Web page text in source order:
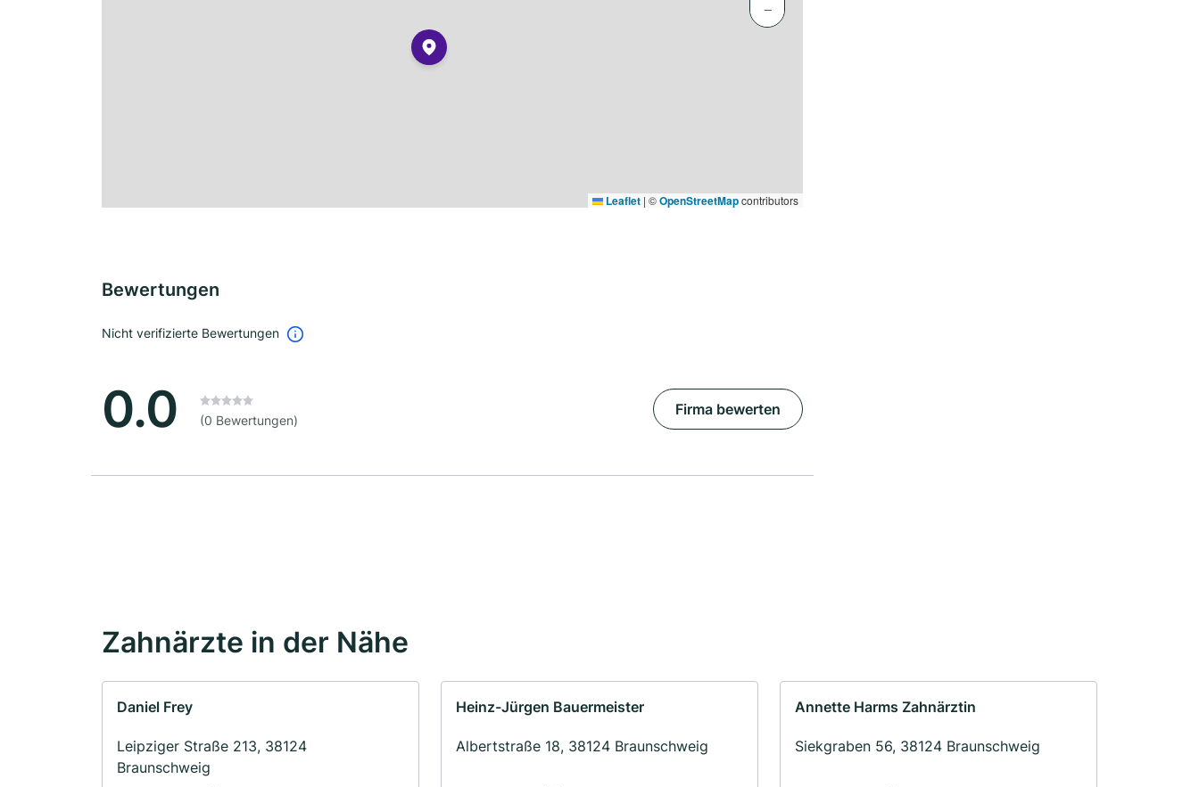
−
Leaflet | ©OpenStreetMapcontributors
Bewertungen
Nicht verifizierte Bewertungen
0.0 (0 Bewertungen)
Firma bewerten
Zahnärzte in der Nähe
Daniel Frey
Leipziger Straße 213, 38124
Braunschweig
Heinz-Jürgen Bauermeister
Albertstraße 18, 38124 Braunschweig
Annette Harms Zahnärztin
Siekgraben 56, 38124 Braunschweig